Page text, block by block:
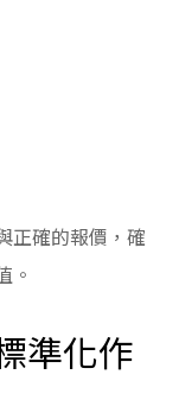
正確的報價，確
。
準化作